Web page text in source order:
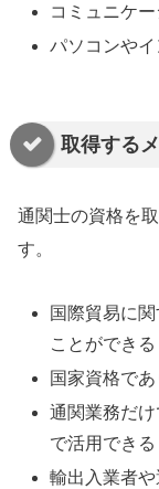
コミュニケ
パソコンや
取得する
通関士の資格を
す。
国際貿易に
ことができる
国家資格で
通関業務だ
で活用できる
輸出入業者